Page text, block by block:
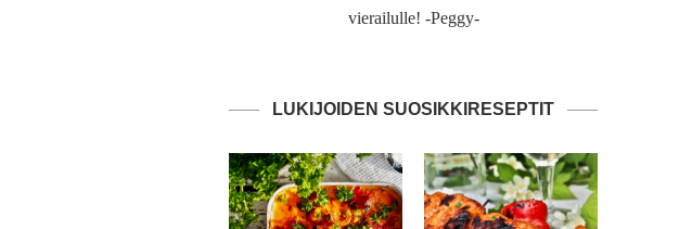
vierailulle! -Peggy-
LUKIJOIDEN SUOSIKKIRESEPTIT